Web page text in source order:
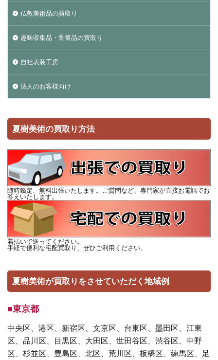
仏教美術品の買取り
趣味収集品・骨董品の買取り
自社表装工房
法人のお客様向け
夏樹美術の買取り方法
随時鑑定、無料出張いたします。ご質問など、専門家が直接お電話でお
答えいたします。
着払いで送ってください。
手軽で便利な宅配買取り、ぜひご利用ください。
夏樹美術が買取りをさせていただく地域例
■東京都
中央区、港区、新宿区、文京区、台東区、墨田区、江東
区、品川区、目黒区、大田区、世田谷区、渋谷区、中野
区、杉並区、豊島区、北区、荒川区、板橋区、練馬区、足